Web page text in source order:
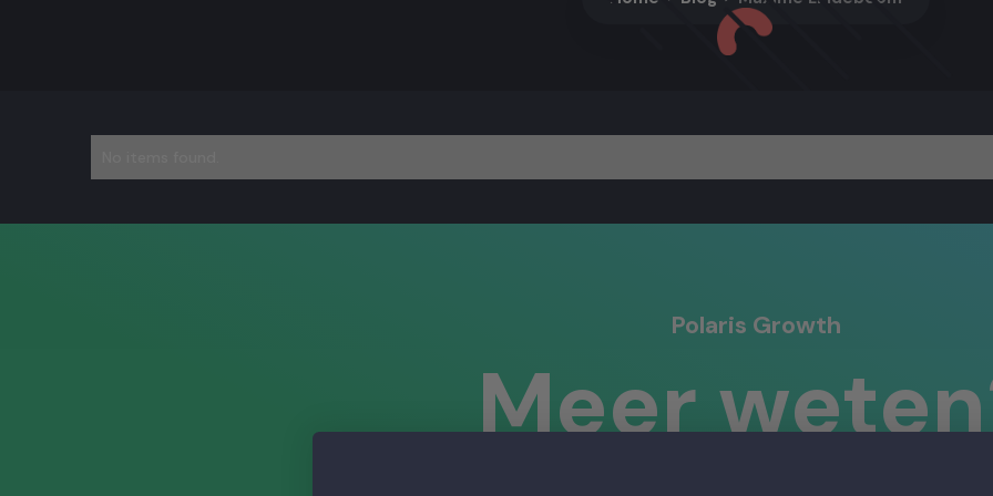
Polaris Growth
Meer